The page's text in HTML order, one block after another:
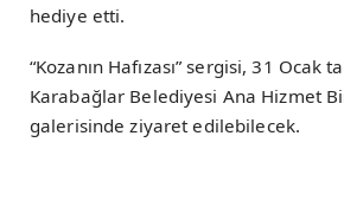
hediye etti.
“Kozanın Hafızası” sergisi, 31 Ocak
Karabağlar Belediyesi Ana Hizmet
galerisinde ziyaret edilebilecek.